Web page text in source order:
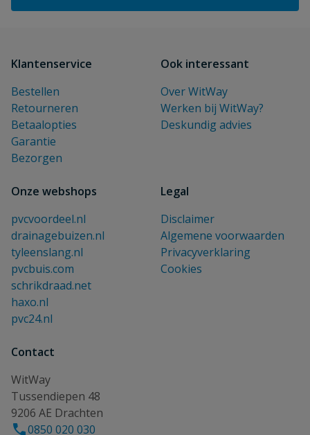
Klantenservice
Bestellen
Retourneren
Betaalopties
Garantie
Bezorgen
Ook interessant
Over WitWay
Werken bij WitWay?
Deskundig advies
Onze webshops
pvcvoordeel.nl
drainagebuizen.nl
tyleenslang.nl
pvcbuis.com
schrikdraad.net
haxo.nl
pvc24.nl
Legal
Disclaimer
Algemene voorwaarden
Privacyverklaring
Cookies
Contact
WitWay
Tussendiepen 48
9206 AE Drachten
0850 020 030